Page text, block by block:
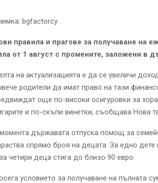
bgfactorcy
правила и прагове за получаване на
от 1 август с промените, заложени в
на актуализацията е да се увеличи
родители да имат право на тази
още по-високи осигуровки за
и по-скъпи винетки, съобщава Нова
държавата отпуска помощ за
спрямо броя на децата. За едно
четири деца стига до близо 90 евро.
условието за получаване на пълната